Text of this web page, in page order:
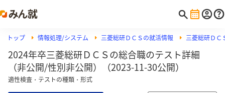
トップ 情報処理/システム 三菱総研ＤＣＳの就活情報 三菱総研ＤＣ
2024年卒三菱総研ＤＣＳの総合職のテスト詳細
（非公開/性別非公開）（2023-11-30公開）
適性検査・テストの種類・形式